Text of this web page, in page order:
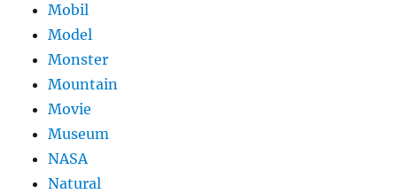
Mobil
Model
Monster
Mountain
Movie
Museum
NASA
Natural